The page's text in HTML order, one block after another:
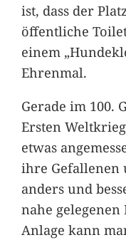
ist, dass der
öffentliche
einem
Ehrenmal.
Gerade im 100.
Ersten
etwas
ihre Gefallenen
anders und
nahe
Anlage kann